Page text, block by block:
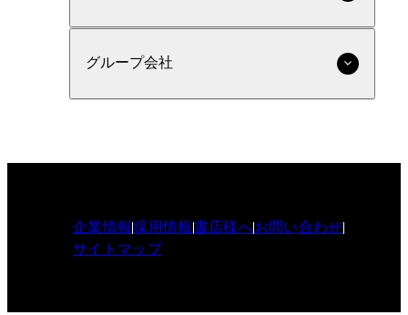
グループ会社
企業情報採用情報書店様へお問い合わせ
サイトマップ